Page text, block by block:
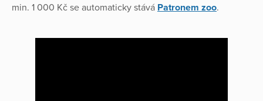
min. 1 000 Kč se automaticky stává Patronem zoo.